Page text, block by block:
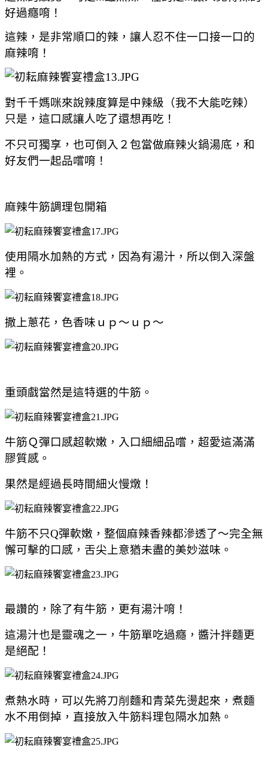
好過癮唷！
這辣，是非常順口的辣，讓人忍不住一口接一口的
麻辣唷！
對千千媽咪來說辣度算是中辣級（我不大能吃辣）
只是，這口感讓人吃了還想再吃！
不只可獨享，也可倒入２包當做麻辣火鍋湯底，和
好友們一起品嚐唷！
麻辣牛筋調理包開箱
使用隔水加熱的方式，因為有湯汁，所以倒入深盤
裡。
撒上蔥花， 色香味ｕｐ～ｕｐ～
重頭戲當然是這特選的牛筋。
牛筋Ｑ彈口感超軟嫩，入口細細品嚐，超愛這滿滿
膠質感。
果然是經過長時間細火慢燉！
牛筋不只Q彈軟嫩，整個麻辣香辣都滲透了～完全無
懈可擊的口感，舌尖上意猶未盡的美妙滋味。
最讚的，除了有牛筋，更有湯汁唷！
這湯汁也是靈魂之一，牛筋單吃過癮，醬汁拌麵更
是絕配！
煮熱水時，可以先將刀削麵和青菜先燙起來，煮麵
水不用倒掉，直接放入牛筋料理包隔水加熱。